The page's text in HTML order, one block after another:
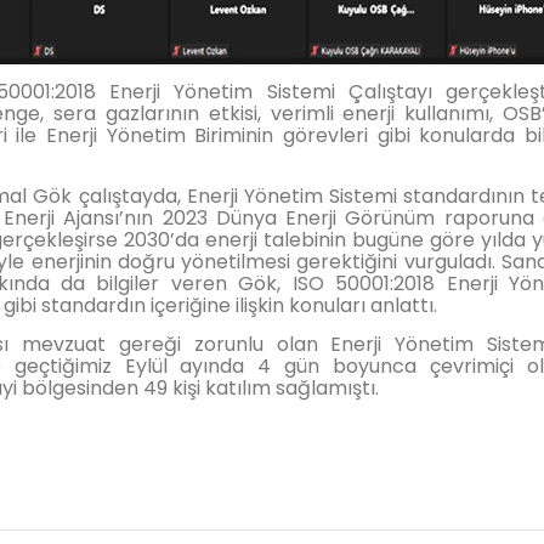
Enerji Yönetim Sistemi Çalıştayı
sera gazlarının etkisi, verimli enerji kullanımı,
Enerji Yönetim Biriminin görevleri gibi konularda
Gök çalıştayda, Enerji Yönetim Sistemi standardının
Ajansı’nın 2023 Dünya Enerji Görünüm
2030’da enerji talebinin bugüne göre yılda
enerjinin doğru yönetilmesi gerektiğini vurguladı.
da bilgiler veren Gök, ISO 50001:2018 Enerji
standardın içeriğine ilişkin konuları anlattı.
mevzuat gereği zorunlu olan Enerji Yönetim
geçtiğimiz Eylül ayında 4 gün boyunca çevrimiçi
49 kişi katılım sağlamıştı.